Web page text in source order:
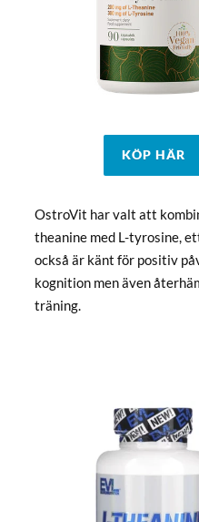
KÖP HÄR
OstroVit har valt att
theanine med L-tyrosine,
också är känt för positiv
kognition men även
träning.